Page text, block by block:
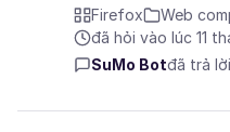
Firefox
Web
đã hỏi vào lúc 11
SuMo Botđã trả lời